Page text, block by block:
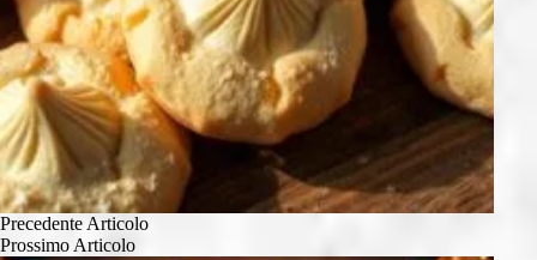
Precedente Articolo
Prossimo Articolo